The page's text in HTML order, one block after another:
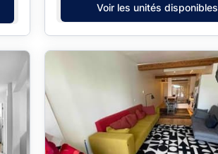
Voir les unités disponibles